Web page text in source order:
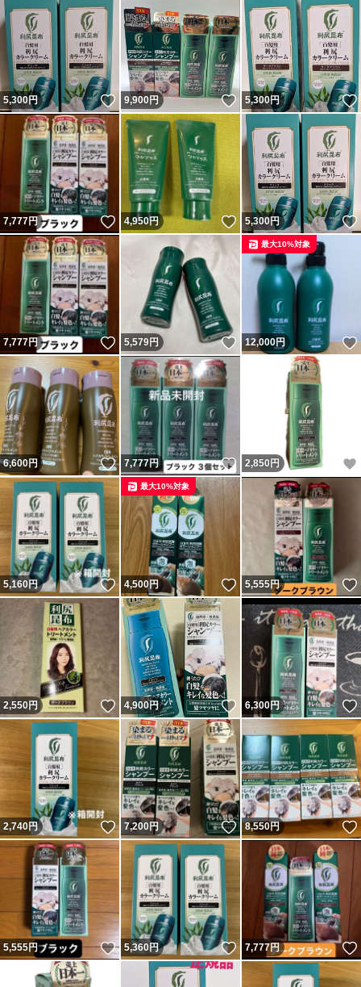
5,300円 いいね！
9,900円 いいね！
5,300円
7,777円 いいね！
4,950円 いいね！
5,300円
7,777円 いいね！
5,579円 いいね！
12,000円
最大10%対象
6,600円 いいね！
7,777円 いいね！
2,850 円
5,160円 いいね！
4,500円 いいね！
最大10%対象
5,555円
2,550円 いいね！
4,900円 いいね！
6,300円
2,740円 いいね！
7,200円 いいね！
8,550円
5,555円 いいね！
5,360円 いいね！
7,777円